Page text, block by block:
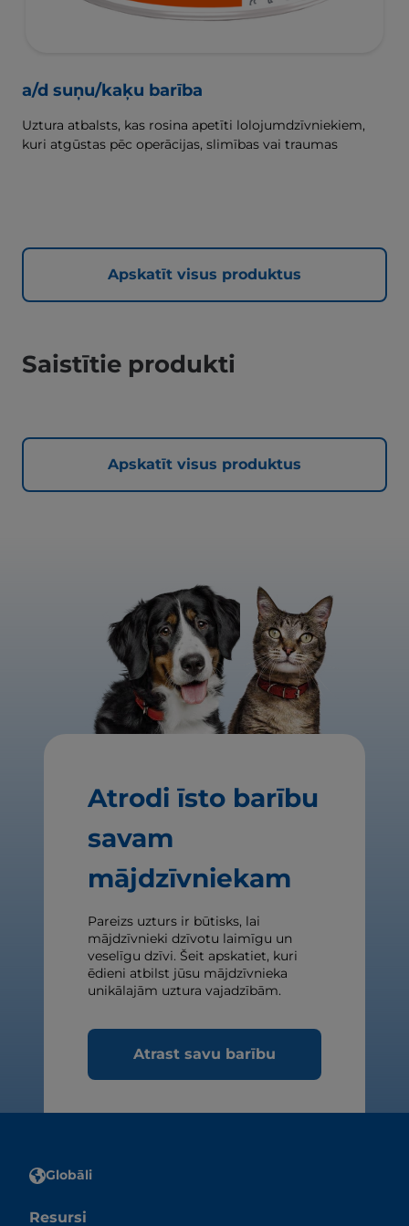
a/d suņu/kaķu barība
Uztura atbalsts, kas rosina apetīti lolojumdzīvniekiem,
kuri atgūstas pēc operācijas, slimības vai traumas
Apskatīt visus produktus
Saistītie produkti
Apskatīt visus produktus
Atrodi īsto barību
savam
mājdzīvniekam
Pareizs uzturs ir būtisks, lai
mājdzīvnieki dzīvotu laimīgu un
veselīgu dzīvi. Šeit apskatiet, kuri
ēdieni atbilst jūsu mājdzīvnieka
unikālajām uztura vajadzībām.
Atrast savu barību
Globāli
Resursi